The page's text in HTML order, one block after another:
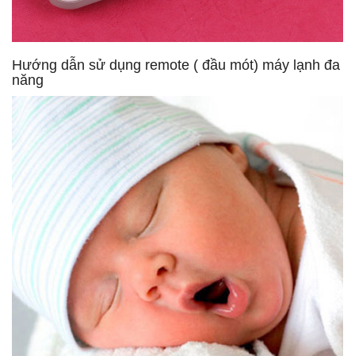
Hướng dẫn sử dụng remote ( đầu mót) máy lạnh đa
năng